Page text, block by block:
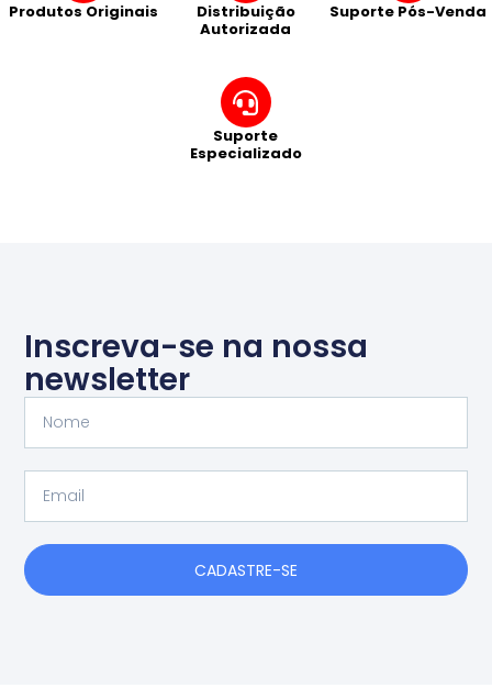
Produtos Originais
Distribuição
Autorizada
Suporte Pós-Venda
Suporte
Especializado
Inscreva-se na nossa
newsletter
CADASTRE-SE